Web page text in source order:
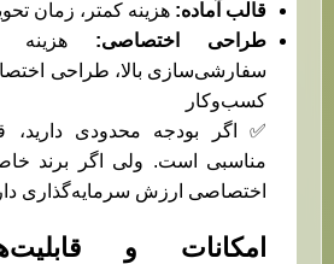
قالب آماده: هزینه کمتر، زمان
طراحی اختصاصی: هزینه
سفارشی‌سازی بالا، طراحی
کسب‌وکار
✅ اگر بودجه محدودی دارید،
مناسبی است. ولی اگر برند
اختصاصی ارزش سرمایه‌گذاری
امکانات و